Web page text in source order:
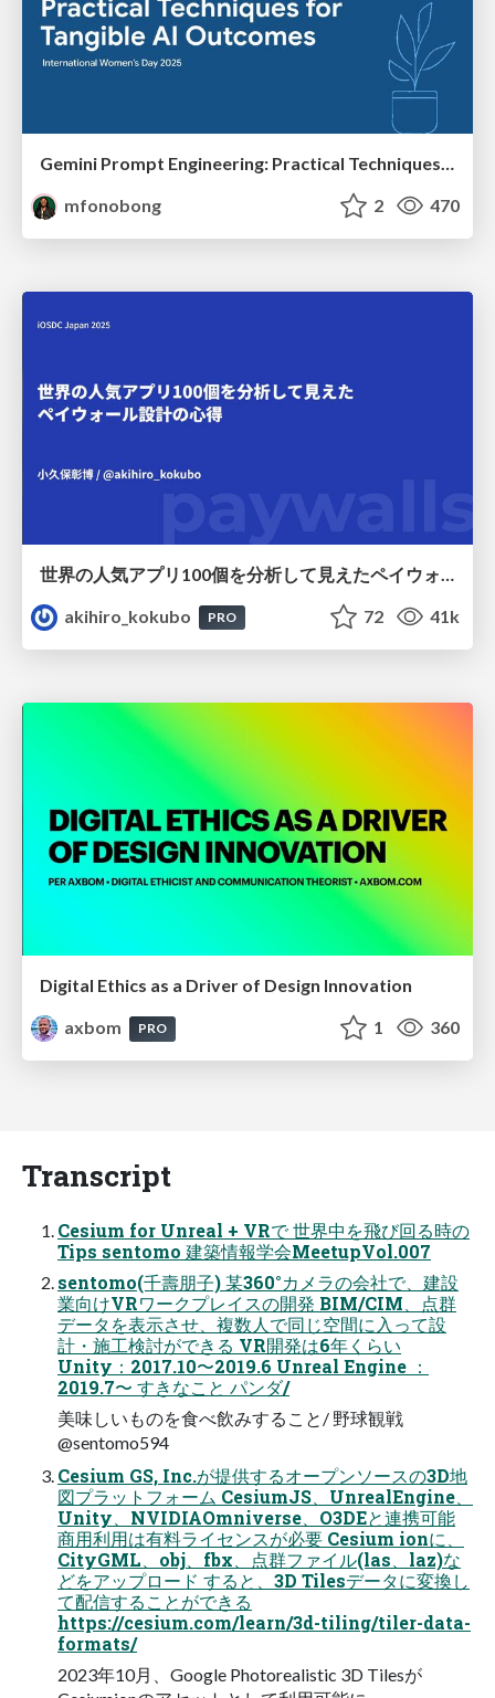
mfonobong
2 470
世界の人気アプリ100個を分析して見えたペイウォール設計の心得
akihiro_kokubo
PRO 72 41k
Digital Ethics as a Driver of Design Innovation
axbom
PRO 1 360
Transcript
Cesium for Unreal + VRで 世界中を飛び回る時の
Tips sentomo 建築情報学会MeetupVol.007
sentomo(千壽朋子) 某360°カメラの会社で、建設
業向けVRワークプレイスの開発 BIM/CIM、点群
データを表示させ、複数人で同じ空間に入って設
計・施工検討ができる VR開発は6年くらい
Unity：2017.10〜2019.6 Unreal Engine ：
2019.7〜 すきなこと パンダ/
美味しいものを食べ飲みすること/ 野球観戦
@sentomo594
Cesium GS, Inc.が提供するオープンソースの3D地
図プラットフォーム CesiumJS、UnrealEngine、
Unity、NVIDIAOmniverse、O3DEと連携可能
商用利用は有料ライセンスが必要 Cesium ionに、
CityGML、obj、fbx、点群ファイル(las、laz)な
どをアップロード すると、3D Tilesデータに変換し
て配信することができる
https://cesium.com/learn/3d-tiling/tiler-data-
formats/
2023年10月、Google Photorealistic 3D Tilesが